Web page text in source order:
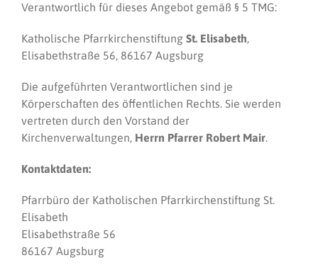
Verantwortlich für dieses Angebot gemäß § 5 TMG:
Katholische Pfarrkirchenstiftung St. Elisabeth,
Elisabethstraße 56, 86167 Augsburg
Die aufgeführten Verantwortlichen sind je
Körperschaften des öffentlichen Rechts. Sie werden
vertreten durch den Vorstand der
Kirchenverwaltungen, Herrn Pfarrer Robert Mair.
Kontaktdaten:
Pfarrbüro der Katholischen Pfarrkirchenstiftung St.
Elisabeth
Elisabethstraße 56
86167 Augsburg